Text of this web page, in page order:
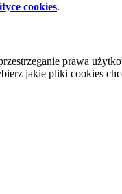
cookies.
prawa
jakie pliki cookies